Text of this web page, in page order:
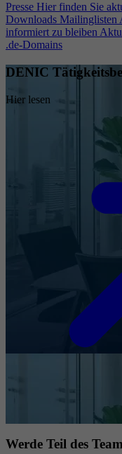
Presse Hier finden Sie
Downloads Mailinglisten
informiert zu bleiben
.de-Domains
DENIC
Hier lesen
Werde Teil des